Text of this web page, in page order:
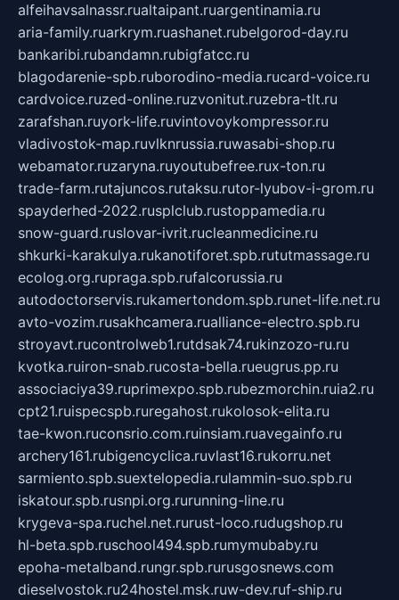
alfeihavsalnassr.rualtaipant.ruargentinamia.ru
aria-family.ruarkrym.ruashanet.rubelgorod-day.ru
bankaribi.rubandamn.rubigfatcc.ru
blagodarenie-spb.ruborodino-media.rucard-voice.ru
cardvoice.ruzed-online.ruzvonitut.ruzebra-tlt.ru
zarafshan.ruyork-life.ruvintovoykompressor.ru
vladivostok-map.ruvlknrussia.ruwasabi-shop.ru
webamator.ruzaryna.ruyoutubefree.rux-ton.ru
trade-farm.rutajuncos.rutaksu.rutor-lyubov-i-grom.ru
spayderhed-2022.rusplclub.rustoppamedia.ru
snow-guard.ruslovar-ivrit.rucleanmedicine.ru
shkurki-karakulya.rukanotiforet.spb.rututmassage.ru
ecolog.org.rupraga.spb.rufalcorussia.ru
autodoctorservis.rukamertondom.spb.runet-life.net.ru
avto-vozim.rusakhcamera.rualliance-electro.spb.ru
stroyavt.rucontrolweb1.rutdsak74.rukinzozo-ru.ru
kvotka.ruiron-snab.rucosta-bella.rueugrus.pp.ru
associaciya39.ruprimexpo.spb.rubezmorchin.ruia2.ru
cpt21.ruispecspb.ruregahost.rukolosok-elita.ru
tae-kwon.ruconsrio.com.ruinsiam.ruavegainfo.ru
archery161.rubigencyclica.ruvlast16.rukorru.net
sarmiento.spb.suextelopedia.rulammin-suo.spb.ru
iskatour.spb.rusnpi.org.rurunning-line.ru
krygeva-spa.ruchel.net.rurust-loco.rudugshop.ru
hl-beta.spb.ruschool494.spb.rumymubaby.ru
epoha-metalband.rungr.spb.rurusgosnews.com
dieselvostok.ru24hostel.msk.ruw-dev.ruf-ship.ru